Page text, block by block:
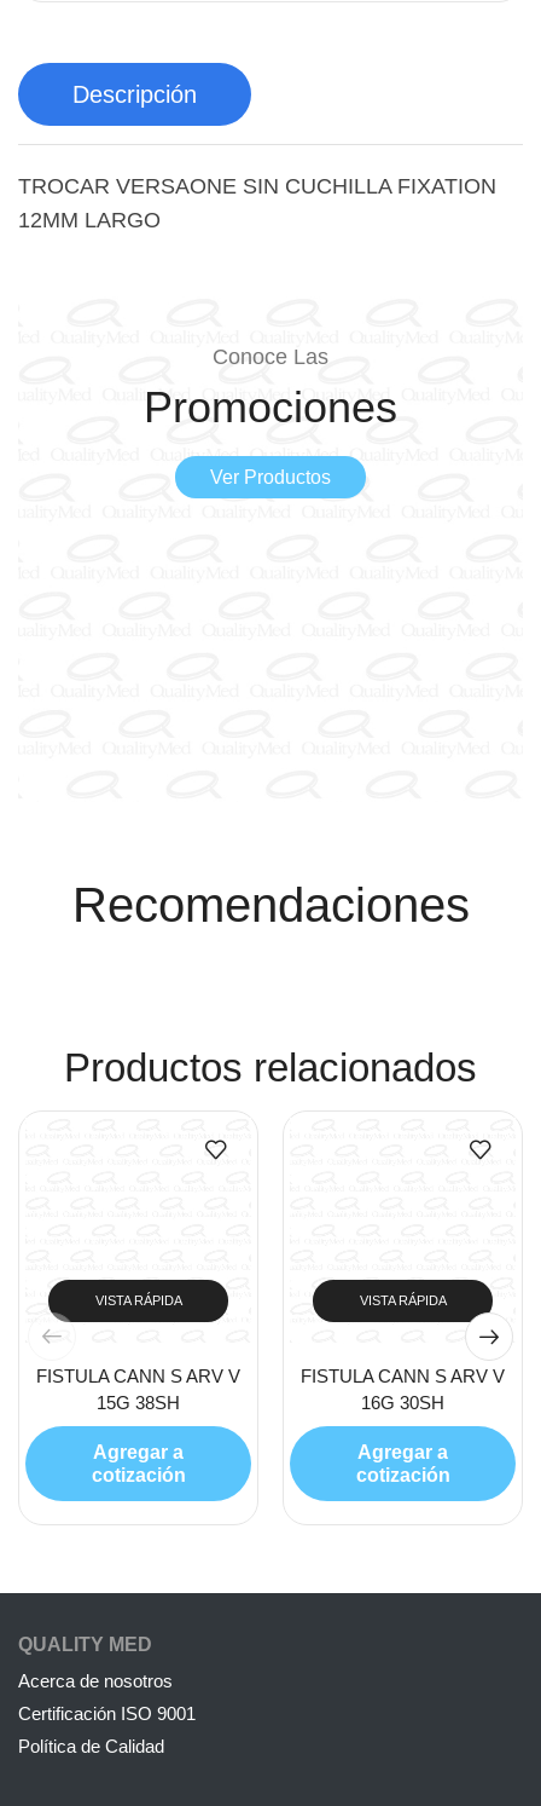
Descripción
TROCAR VERSAONE SIN CUCHILLA FIXATION
12MM LARGO
Conoce Las
Promociones
Ver Productos
Recomendaciones
Productos relacionados
VISTA RÁPIDA
FISTULA CANN S ARV V
15G 38SH
Agregar a
cotización
VISTA RÁPIDA
FISTULA CANN S ARV V
16G 30SH
Agregar a
cotización
QUALITY MED
Acerca de nosotros
Certificación ISO 9001
Política de Calidad